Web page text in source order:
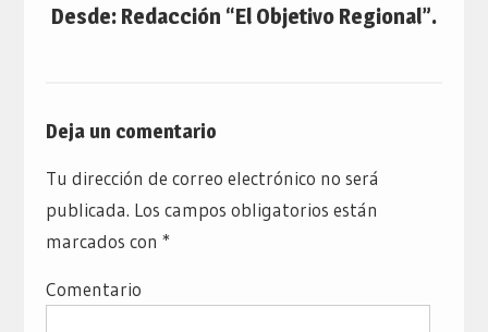
Desde: Redacción “El Objetivo Regional”.
Deja un comentario
Tu dirección de correo electrónico no será
publicada. Los campos obligatorios están
marcados con *
Comentario